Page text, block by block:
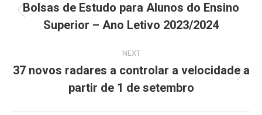
Bolsas de Estudo para Alunos do Ensino
Superior – Ano Letivo 2023/2024
NEXT
37 novos radares a controlar a velocidade a
partir de 1 de setembro